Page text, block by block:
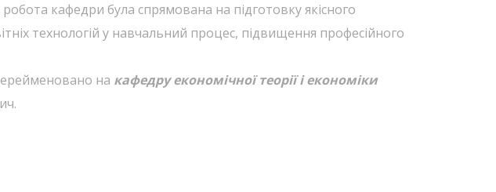
кафедри була спрямована на підготовку якісного
технологій у навчальний процес, підвищення професійного
на кафедру економічної теорії і економіки